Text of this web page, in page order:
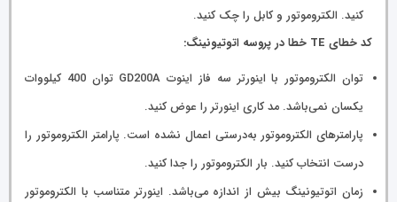
کنید. الکتروموتور و کابل را چک کنید.
کد خطای TE خطا در پروسه اتوتیونینگ:
توان الکتروموتور با اینورتر سه فاز اینوت GD200A توان 400 کیلووات
یکسان نمی‌باشد. مد کاری اینورتر را عوض کنید.
پارامترهای الکتروموتور به‌درستی اعمال نشده است. پارامتر الکتروموتور را
درست انتخاب کنید. بار الکتروموتور را جدا کنید.
زمان اتوتیونینگ بیش از اندازه می‌باشد. اینورتر متناسب با الکتروموتور